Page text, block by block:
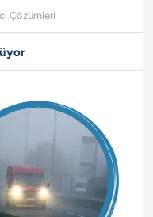
Çözümleri